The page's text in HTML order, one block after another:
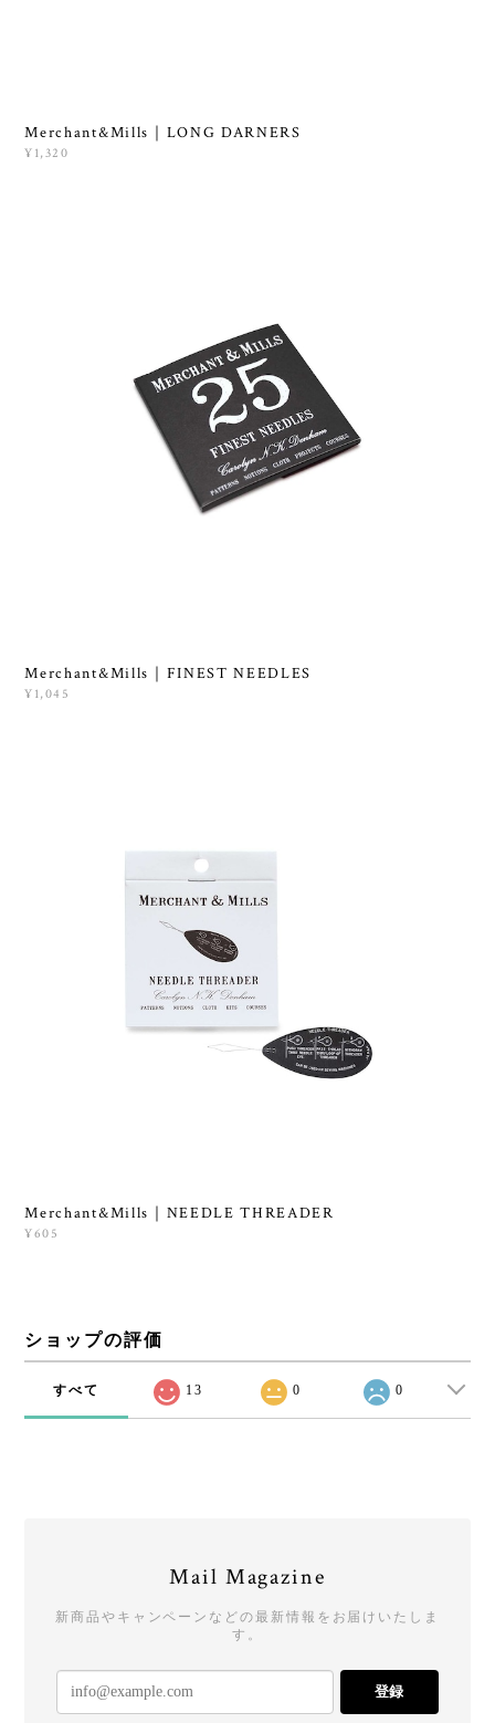
Merchant&Mills｜LONG DARNERS
¥1,320
Merchant&Mills｜FINEST NEEDLES
¥1,045
Merchant&Mills｜NEEDLE THREADER
¥605
ショップの評価
すべて 13 0 0
Mail Magazine
新商品やキャンペーンなどの最新情報をお届けいたしま
す。
登録